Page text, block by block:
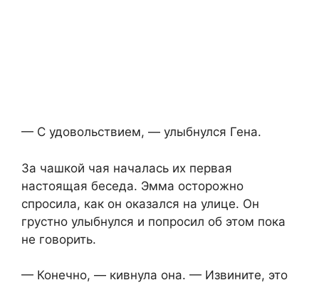
— С удовольствием, — улыбнулся Гена.
За чашкой чая началась их первая
настоящая беседа. Эмма осторожно
спросила, как он оказался на улице. Он
грустно улыбнулся и попросил об этом пока
не говорить.
— Конечно, — кивнула она. — Извините, это